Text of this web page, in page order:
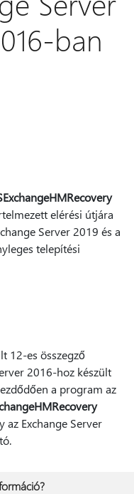
ban
elérési útjára
Server 2019 és a
telepítési
12-es összegző
2016-hoz készült
a program az
az Exchange Server